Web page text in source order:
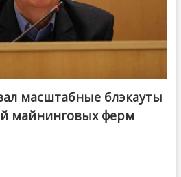
масштабные блэкауты
майнинговых ферм